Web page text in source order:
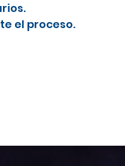
el proceso.